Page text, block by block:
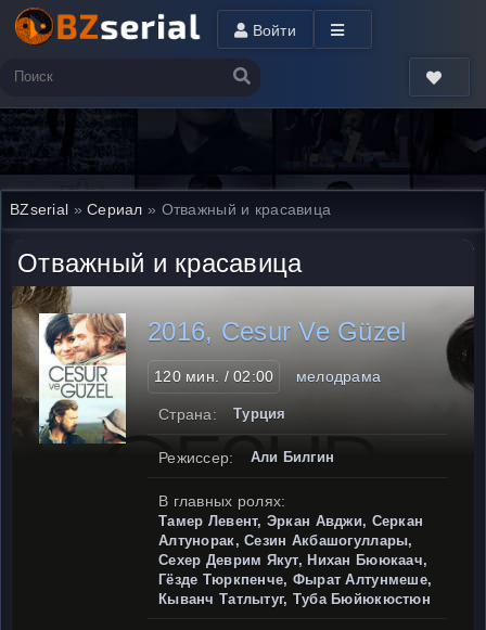
Войти
BZserial »Сериал » Отважный и красавица
Отважный и красавица
2016, Cesur Ve Güzel
120 мин. / 02:00 мелодрама
Страна: Турция
Режиссер: Али Билгин
В главных ролях:
Тамер Левент, Эркан Авджи, Серкан
Алтунорак, Сезин Акбашогуллары,
Сехер Деврим Якут, Нихан Бююкаач,
Гёзде Тюркпенче, Фырат Алтунмеше,
Кыванч Татлытуг, Туба Бюйюкюстюн